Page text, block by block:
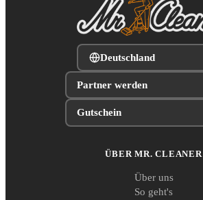
Deutschland
Partner werden
Gutschein
ÜBER MR. CLEANER
Über uns
So geht's